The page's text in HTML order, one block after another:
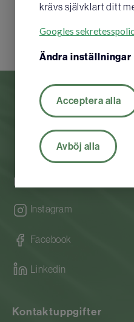
krävs självklart ditt
Googles
Ändra inställningar
Acceptera alla
Avböj alla
Instagram
Facebook
Linkedin
Kontaktuppgifter